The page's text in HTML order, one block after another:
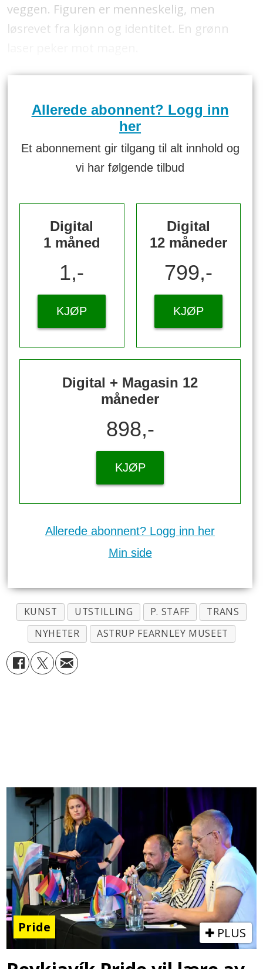
veggen. Figuren er menneskelig, men
løsrevet fra kjønn og identitet. En grønn
Allerede abonnent? Logg inn
her
Et abonnement gir tilgang til alt innhold og
vi har følgende tilbud
Digital
1 måned
1,-
KJØP
Digital
12 måneder
799,-
KJØP
Digital + Magasin 12
måneder
898,-
KJØP
Allerede abonnent? Logg inn her
Min side
KUNST UTSTILLING P. STAFF
TRANS
NYHETER
ASTRUP FEARNLEY MUSEET
Pride PLUS